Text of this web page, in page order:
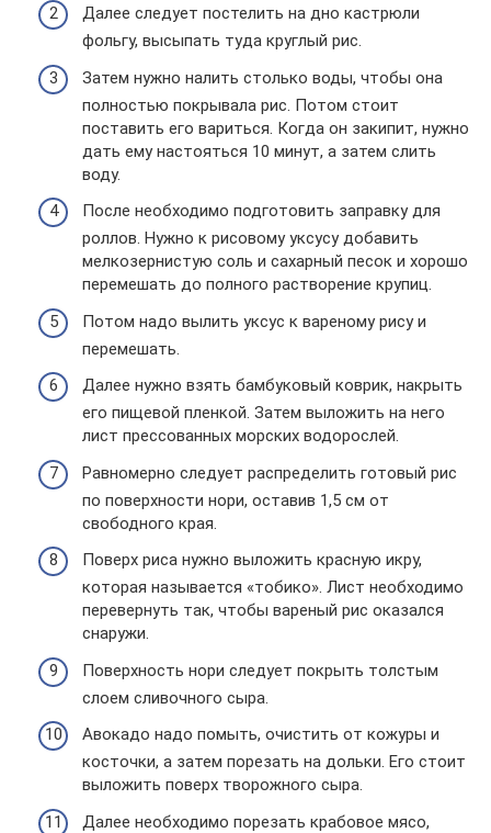
Далее следует постелить на дно кастрюли
фольгу, высыпать туда круглый рис.
Затем нужно налить столько воды, чтобы она
полностью покрывала рис. Потом стоит
поставить его вариться. Когда он закипит, нужно
дать ему настояться 10 минут, а затем слить
воду.
После необходимо подготовить заправку для
роллов. Нужно к рисовому уксусу добавить
мелкозернистую соль и сахарный песок и хорошо
перемешать до полного растворение крупиц.
Потом надо вылить уксус к вареному рису и
перемешать.
Далее нужно взять бамбуковый коврик, накрыть
его пищевой пленкой. Затем выложить на него
лист прессованных морских водорослей.
Равномерно следует распределить готовый рис
по поверхности нори, оставив 1,5 см от
свободного края.
Поверх риса нужно выложить красную икру,
которая называется «тобико». Лист необходимо
перевернуть так, чтобы вареный рис оказался
снаружи.
Поверхность нори следует покрыть толстым
слоем сливочного сыра.
Авокадо надо помыть, очистить от кожуры и
косточки, а затем порезать на дольки. Его стоит
выложить поверх творожного сыра.
Далее необходимо порезать крабовое мясо,